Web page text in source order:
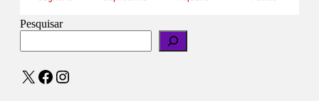
Pesquisar
X Facebook
Instagram